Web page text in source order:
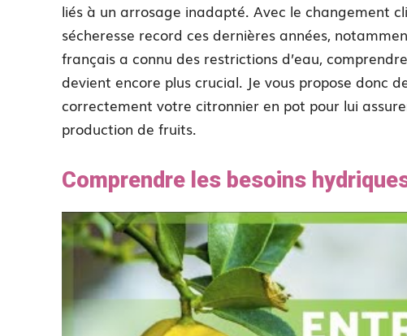
liés à un arrosage inadapté. Avec le changement
sécheresse record ces dernières années,
français a connu des restrictions d’eau,
devient encore plus crucial. Je vous propose donc
correctement votre citronnier en pot pour lui
production de fruits.
Comprendre les besoins